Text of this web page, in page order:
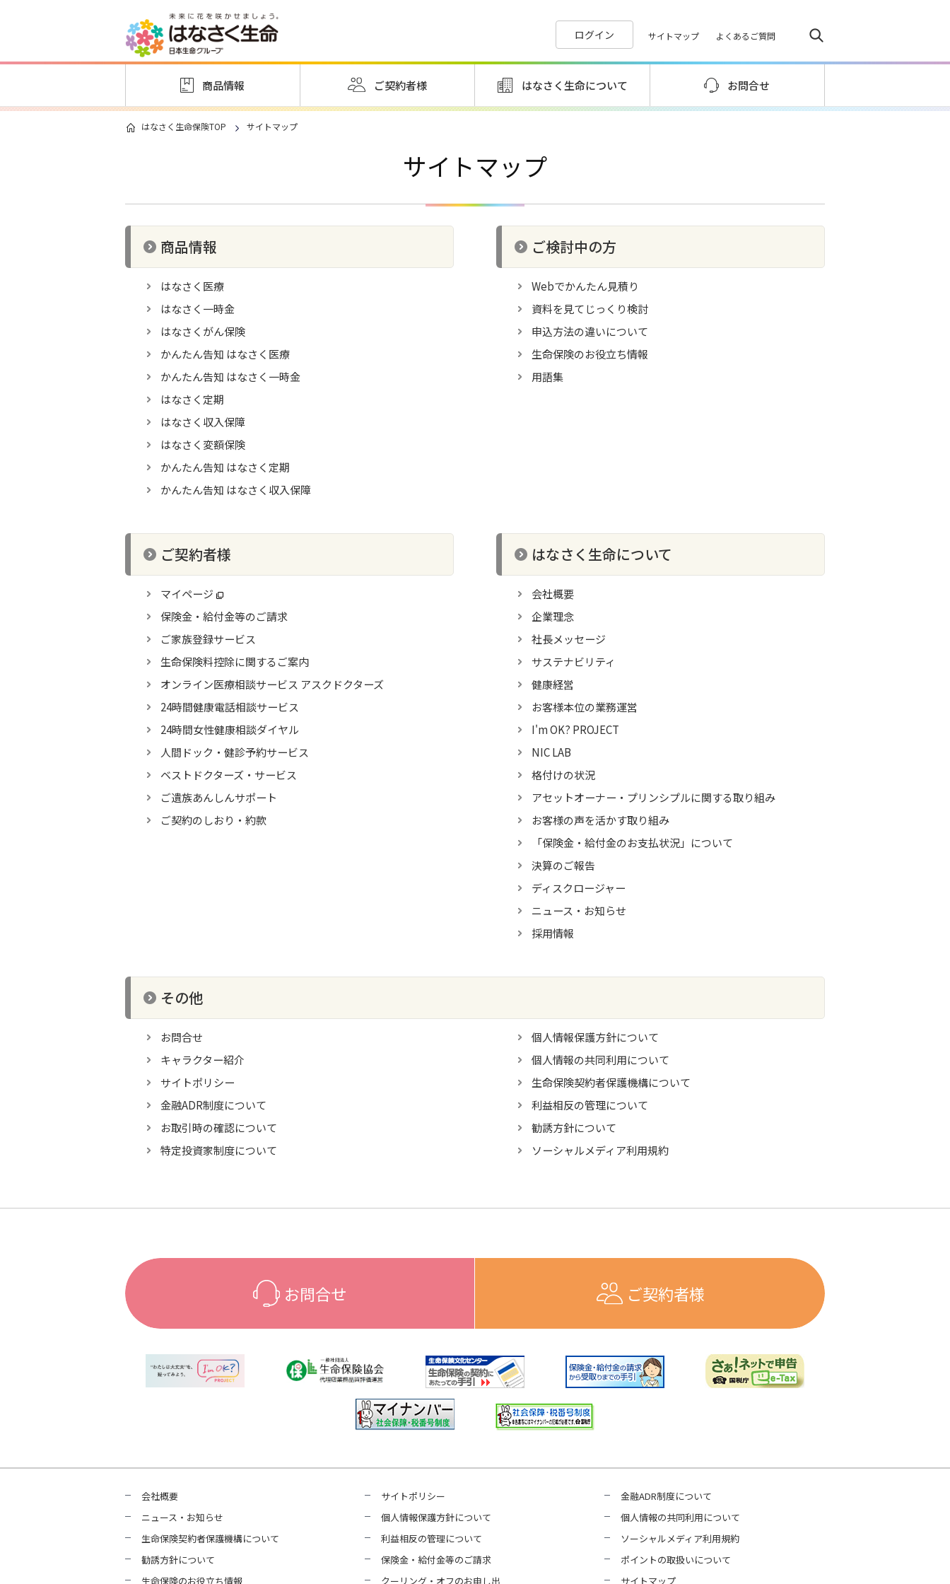
ログイン サイトマップ よくあるご質問
商品情報 ご契約者様 はなさく生命について お問合せ
はなさく生命保険TOP サイトマップ
サイトマップ
商品情報
はなさく医療
はなさく一時金
はなさくがん保険
かんたん告知 はなさく医療
かんたん告知 はなさく一時金
はなさく定期
はなさく収入保障
はなさく変額保険
かんたん告知 はなさく定期
かんたん告知 はなさく収入保障
ご検討中の方
Webでかんたん見積り
資料を見てじっくり検討
申込方法の違いについて
生命保険のお役立ち情報
用語集
ご契約者様
マイページ
保険金・給付金等のご請求
ご家族登録サービス
生命保険料控除に関するご案内
オンライン医療相談サービス アスクドクターズ
24時間健康電話相談サービス
24時間女性健康相談ダイヤル
人間ドック・健診予約サービス
ベストドクターズ・サービス
ご遺族あんしんサポート
ご契約のしおり・約款
はなさく生命について
会社概要
企業理念
社長メッセージ
サステナビリティ
健康経営
お客様本位の業務運営
I'm OK? PROJECT
NIC LAB
格付けの状況
アセットオーナー・プリンシプルに関する取り組み
お客様の声を活かす取り組み
「保険金・給付金のお支払状況」について
決算のご報告
ディスクロージャー
ニュース・お知らせ
採用情報
その他
お問合せ
キャラクター紹介
サイトポリシー
金融ADR制度について
お取引時の確認について
特定投資家制度について
個人情報保護方針について
個人情報の共同利用について
生命保険契約者保護機構について
利益相反の管理について
勧誘方針について
ソーシャルメディア利用規約
お問合せ ご契約者様
会社概要
ニュース・お知らせ
生命保険契約者保護機構について
勧誘方針について
生命保険のお役立ち情報
サイトポリシー
個人情報保護方針について
利益相反の管理について
保険金・給付金等のご請求
クーリング・オフのお申し出
金融ADR制度について
個人情報の共同利用について
ソーシャルメディア利用規約
ポイントの取扱いについて
サイトマップ